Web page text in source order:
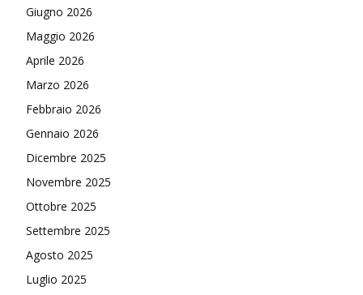
Giugno 2026
Maggio 2026
Aprile 2026
Marzo 2026
Febbraio 2026
Gennaio 2026
Dicembre 2025
Novembre 2025
Ottobre 2025
Settembre 2025
Agosto 2025
Luglio 2025